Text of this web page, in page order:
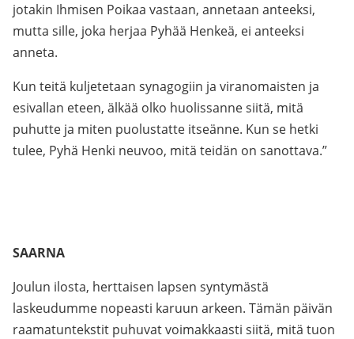
jotakin Ihmisen Poikaa vastaan, annetaan anteeksi,
mutta sille, joka herjaa Pyhää Henkeä, ei anteeksi
anneta.
Kun teitä kuljetetaan synagogiin ja viranomaisten ja
esivallan eteen, älkää olko huolissanne siitä, mitä
puhutte ja miten puolustatte itseänne. Kun se hetki
tulee, Pyhä Henki neuvoo, mitä teidän on sanottava.”
SAARNA
Joulun ilosta, herttaisen lapsen syntymästä
laskeudumme nopeasti karuun arkeen. Tämän päivän
raamatuntekstit puhuvat voimakkaasti siitä, mitä tuon